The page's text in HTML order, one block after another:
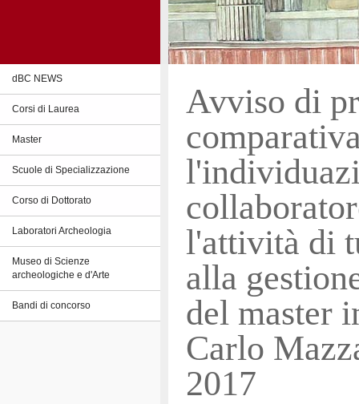
dBC NEWS
Corsi di Laurea
Master
Scuole di Specializzazione
Corso di Dottorato
Laboratori Archeologia
Museo di Scienze
archeologiche e d'Arte
Bandi di concorso
Avviso di
l'attività di
alla
del master
Carlo
2017